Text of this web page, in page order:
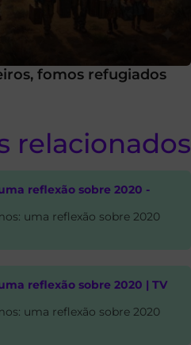
fomos refugiados
relacionados
reflexão sobre 2020 -
uma reflexão sobre 2020
reflexão sobre 2020 | TV
uma reflexão sobre 2020